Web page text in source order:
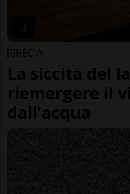
GRECIA
La siccità del
riemergere il
dall'acqua